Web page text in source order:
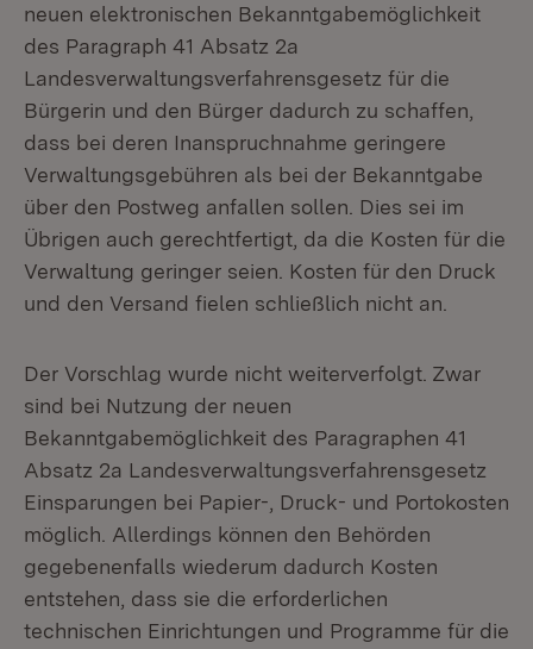
neuen elektronischen Bekanntgabemöglichkeit
des Paragraph 41 Absatz 2a
Landesverwaltungsverfahrensgesetz für die
Bürgerin und den Bürger dadurch zu schaffen,
dass bei deren Inanspruchnahme geringere
Verwaltungsgebühren als bei der Bekanntgabe
über den Postweg anfallen sollen. Dies sei im
Übrigen auch gerechtfertigt, da die Kosten für die
Verwaltung geringer seien. Kosten für den Druck
und den Versand fielen schließlich nicht an.
Der Vorschlag wurde nicht weiterverfolgt. Zwar
sind bei Nutzung der neuen
Bekanntgabemöglichkeit des Paragraphen 41
Absatz 2a Landesverwaltungsverfahrensgesetz
Einsparungen bei Papier-, Druck- und Portokosten
möglich. Allerdings können den Behörden
gegebenenfalls wiederum dadurch Kosten
entstehen, dass sie die erforderlichen
technischen Einrichtungen und Programme für die